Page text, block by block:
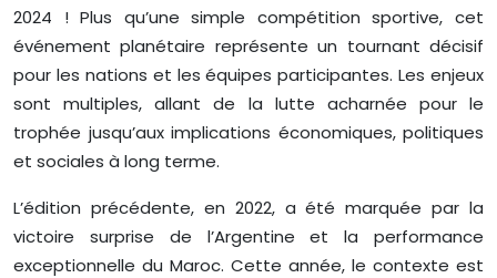
2024 ! Plus qu’une simple compétition sportive, cet
événement planétaire représente un tournant décisif
pour les nations et les équipes participantes. Les enjeux
sont multiples, allant de la lutte acharnée pour le
trophée jusqu’aux implications économiques, politiques
et sociales à long terme.
L’édition précédente, en 2022, a été marquée par la
victoire surprise de l’Argentine et la performance
exceptionnelle du Maroc. Cette année, le contexte est